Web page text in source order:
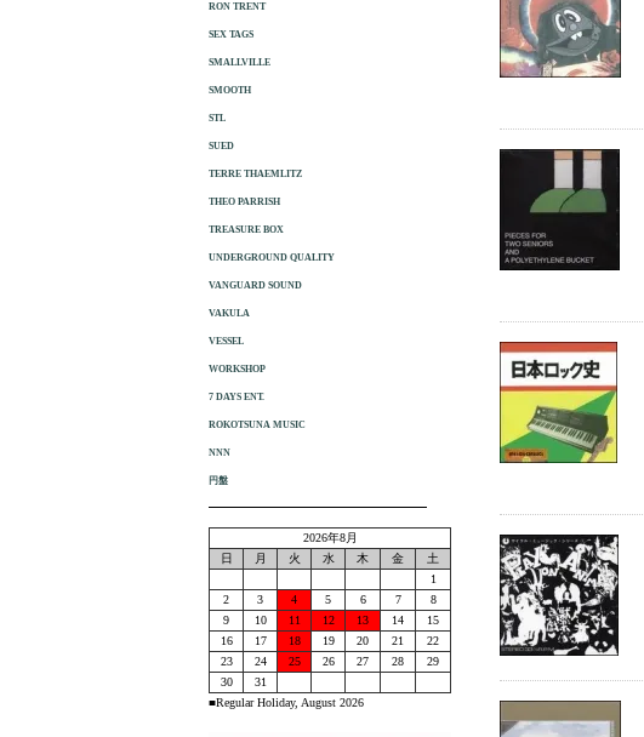
RON TRENT
SEX TAGS
SMALLVILLE
SMOOTH
STL
SUED
TERRE THAEMLITZ
THEO PARRISH
TREASURE BOX
UNDERGROUND QUALITY
VANGUARD SOUND
VAKULA
VESSEL
WORKSHOP
7 DAYS ENT.
ROKOTSUNA MUSIC
NNN
円盤
2026年8月
日
月 火 水 木 金
土
1
2
3 4 5 6 7
8
9
10 11 12 13 14
15
16
17 18 19 20 21
22
23
24 25 26 27 28
29
30
31
■Regular Holiday, August 2026